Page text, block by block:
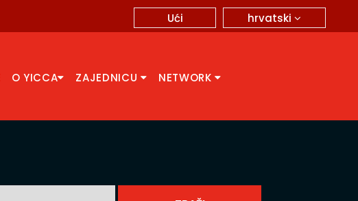
hrvatski
Ući
O YICCA ZAJEDNICU NETWORK